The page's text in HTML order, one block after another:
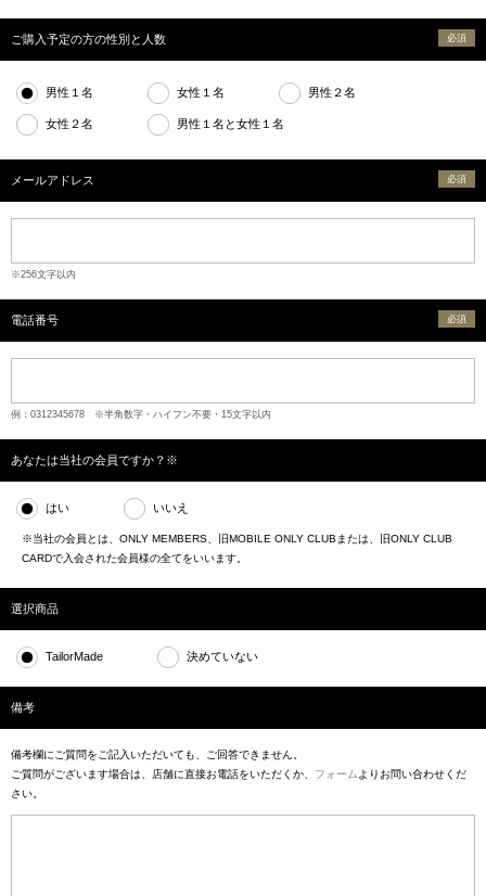
ご購入予定の方の性別と人数 必須
男性１名 女性１名 男性２名
女性２名 男性１名と女性１名
メールアドレス 必須
※256文字以内
電話番号 必須
例：0312345678 ※半角数字・ハイフン不要・15文字以内
あなたは当社の会員ですか？※
はい いいえ
※当社の会員とは、ONLY MEMBERS、旧MOBILE ONLY CLUBまたは、旧ONLY CLUB
CARDで入会された会員様の全てをいいます。
選択商品
TailorMade 決めていない
備考
備考欄にご質問をご記入いただいても、ご回答できません。
ご質問がございます場合は、店舗に直接お電話をいただくか、 フォーム よりお問い合わせくだ
さい。